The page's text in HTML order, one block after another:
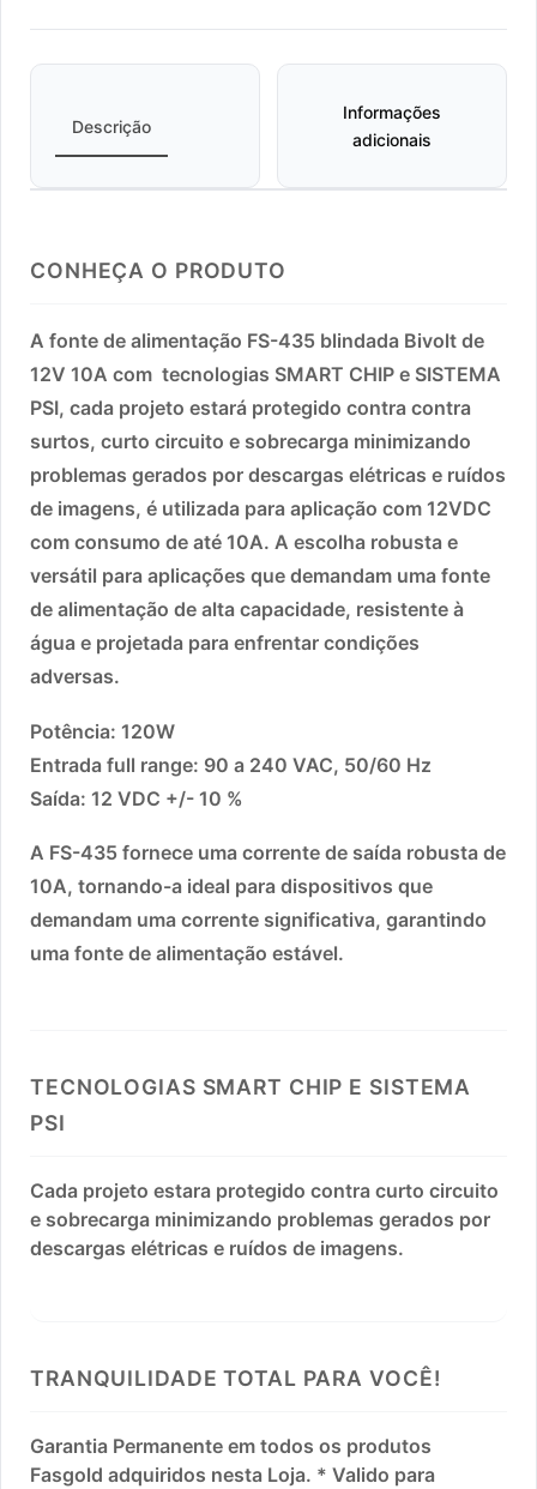
Descrição
Informações
adicionais
CONHEÇA O PRODUTO
A fonte de alimentação FS-435 blindada Bivolt de
12V 10A com tecnologias SMART CHIP e SISTEMA
PSI, cada projeto estará protegido contra contra
surtos, curto circuito e sobrecarga minimizando
problemas gerados por descargas elétricas e ruídos
de imagens, é utilizada para aplicação com 12VDC
com consumo de até 10A. A escolha robusta e
versátil para aplicações que demandam uma fonte
de alimentação de alta capacidade, resistente à
água e projetada para enfrentar condições
adversas.
Potência: 120W
Entrada full range: 90 a 240 VAC, 50/60 Hz
Saída: 12 VDC +/- 10 %
A FS-435 fornece uma corrente de saída robusta de
10A, tornando-a ideal para dispositivos que
demandam uma corrente significativa, garantindo
uma fonte de alimentação estável.
TECNOLOGIAS SMART CHIP E SISTEMA
PSI
Cada projeto estara protegido contra curto circuito
e sobrecarga minimizando problemas gerados por
descargas elétricas e ruídos de imagens.
TRANQUILIDADE TOTAL PARA VOCÊ!
Garantia Permanente em todos os produtos
Fasgold adquiridos nesta Loja. * Valido para